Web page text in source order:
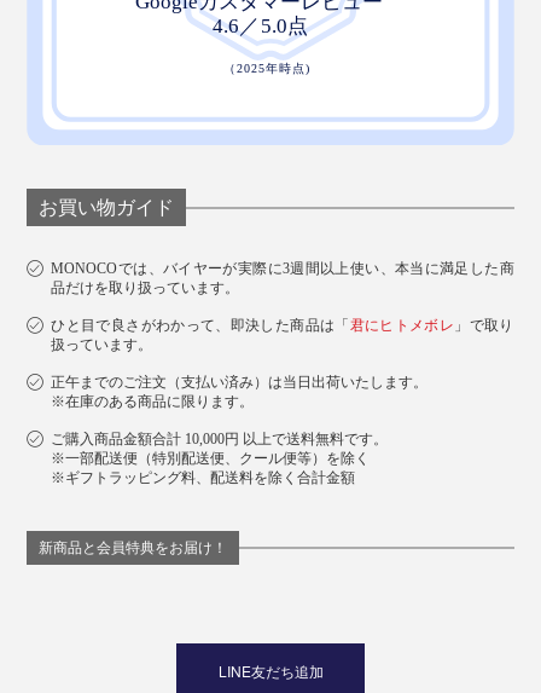
お買い物ガイド
MONOCOでは、バイヤーが実際に3週間以上使い、本当に満足した商
品だけを取り扱っています。
ひと目で良さがわかって、即決した商品は「 君にヒトメボレ 」で取り
扱っています。
正午までのご注文（支払い済み）は当日出荷いたします。
※在庫のある商品に限ります。
ご購入商品金額合計 10,000円 以上で送料無料です。
※一部配送便（特別配送便、クール便等）を除く
※ギフトラッピング料、配送料を除く合計金額
新商品と会員特典をお届け！
LINE友だち追加